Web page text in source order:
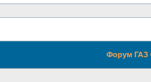
Форум ГАЗ